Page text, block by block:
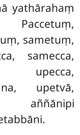
yathārahaṃ
Paccetuṃ,
sametuṃ,
samecca,
upecca,
upetvā,
aññānipi